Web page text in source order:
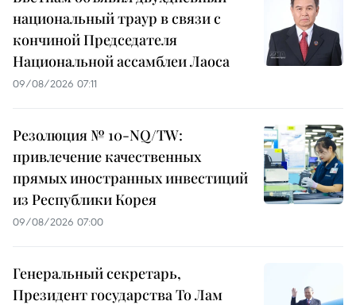
национальный траур в связи с
кончиной Председателя
Национальной ассамблеи Лаоса
09/08/2026 07:11
Резолюция № 10-NQ/TW:
привлечение качественных
прямых иностранных инвестиций
из Республики Корея
09/08/2026 07:00
Генеральный секретарь,
Президент государства То Лам